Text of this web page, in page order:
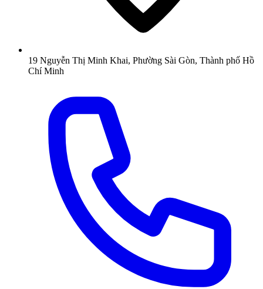
19 Nguyễn Thị Minh Khai, Phường Sài Gòn, Thành phố Hồ
Chí Minh